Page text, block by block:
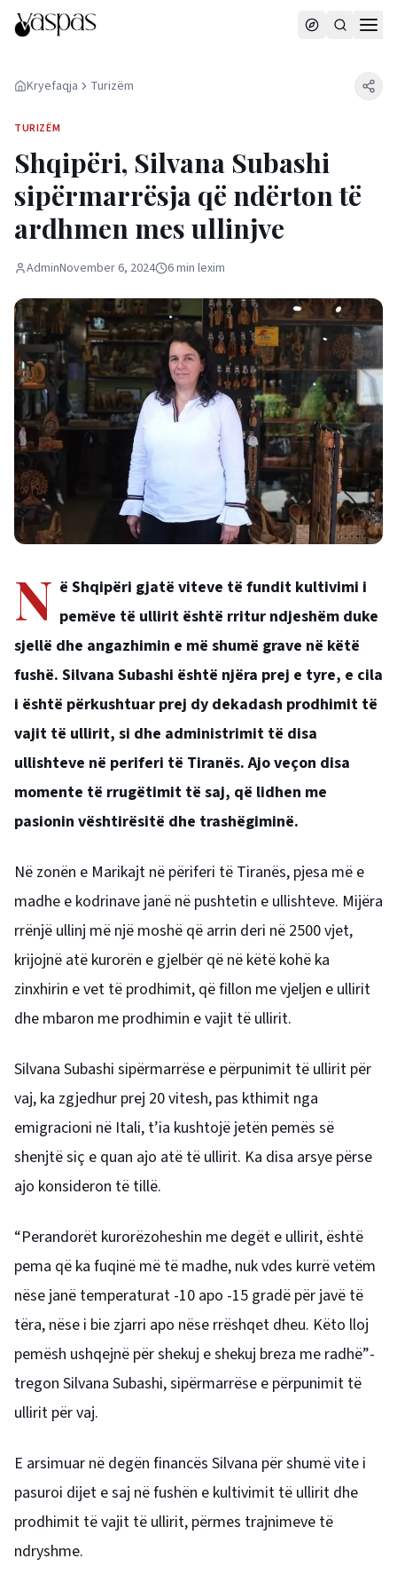
Kryefaqja Turizëm
TURIZËM
Shqipëri, Silvana Subashi
sipërmarrësja që ndërton të
ardhmen mes ullinjve
AdminNovember 6, 2024 6min lexim
N ë Shqipëri gjatë viteve të fundit kultivimi i
pemëve të ullirit është rritur ndjeshëm duke
sjellë dhe angazhimin e më shumë grave në këtë
fushë. Silvana Subashi është njëra prej e tyre, e cila
i është përkushtuar prej dy dekadash prodhimit të
vajit të ullirit, si dhe administrimit të disa
ullishteve në periferi të Tiranës. Ajo veçon disa
momente të rrugëtimit të saj, që lidhen me
pasionin vështirësitë dhe trashëgiminë.
Në zonën e Marikajt në përiferi të Tiranës, pjesa më e
madhe e kodrinave janë në pushtetin e ullishteve. Mijëra
rrënjë ullinj më një moshë që arrin deri në 2500 vjet,
krijojnë atë kurorën e gjelbër që në këtë kohë ka
zinxhirin e vet të prodhimit, që fillon me vjeljen e ullirit
dhe mbaron me prodhimin e vajit të ullirit.
Silvana Subashi sipërmarrëse e përpunimit të ullirit për
vaj, ka zgjedhur prej 20 vitesh, pas kthimit nga
emigracioni në Itali, t’ia kushtojë jetën pemës së
shenjtë siç e quan ajo atë të ullirit. Ka disa arsye përse
ajo konsideron të tillë.
“Perandorët kurorëzoheshin me degët e ullirit, është
pema që ka fuqinë më të madhe, nuk vdes kurrë vetëm
nëse janë temperaturat -10 apo -15 gradë për javë të
tëra, nëse i bie zjarri apo nëse rrëshqet dheu. Këto lloj
pemësh ushqejnë për shekuj e shekuj breza me radhë”-
tregon Silvana Subashi, sipërmarrëse e përpunimit të
ullirit për vaj.
E arsimuar në degën financës Silvana për shumë vite i
pasuroi dijet e saj në fushën e kultivimit të ullirit dhe
prodhimit të vajit të ullirit, përmes trajnimeve të
ndryshme.